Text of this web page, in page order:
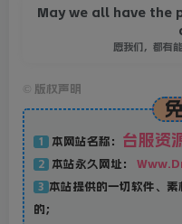
May we all have the
愿我们，都有
版权声明
1 本网站名称： 台服资
2 本站永久网址：
3 本站提供的一切软件、素
的；